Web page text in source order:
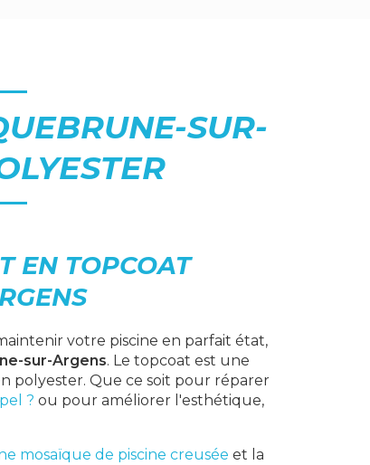
SUR-
EN TOPCOAT
votre piscine en parfait état,
sur-Argens. Le topcoat est une
polyester. Que ce soit pour réparer
? ou pour améliorer l'esthétique,
mosaïque de piscine creusée et la